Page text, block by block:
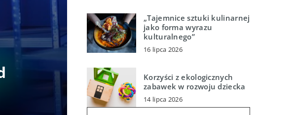
„Tajemnice sztuki kulinarnej
jako forma wyrazu
kulturalnego”
16 lipca 2026
Korzyści z ekologicznych
zabawek w rozwoju dziecka
14 lipca 2026